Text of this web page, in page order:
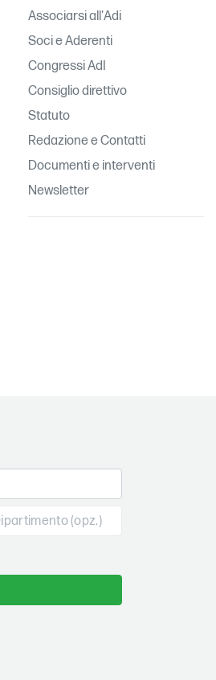
Associarsi all'Adi
Soci e Aderenti
Congressi AdI
Consiglio direttivo
Statuto
Redazione e Contatti
Documenti e interventi
Newsletter